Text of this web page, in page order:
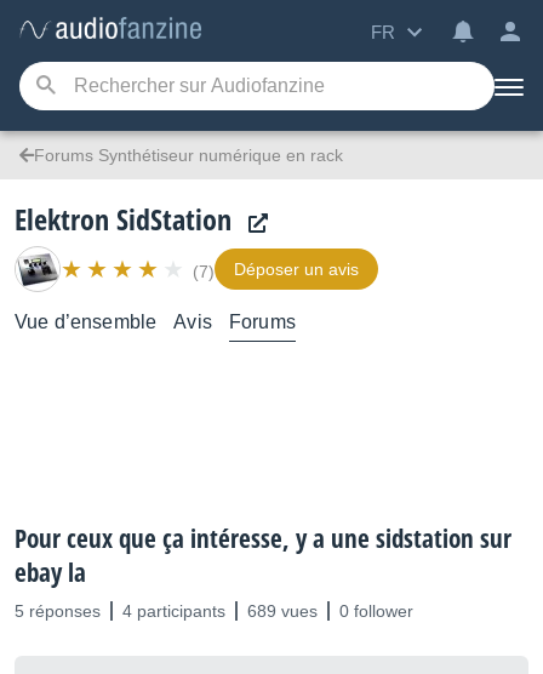
FR
Forums Synthétiseur numérique en rack
Elektron SidStation
(7) Déposer un avis
Vue d’ensemble Avis Forums
Pour ceux que ça intéresse, y a une sidstation sur
ebay la
5 réponses 4 participants 689 vues 0 follower